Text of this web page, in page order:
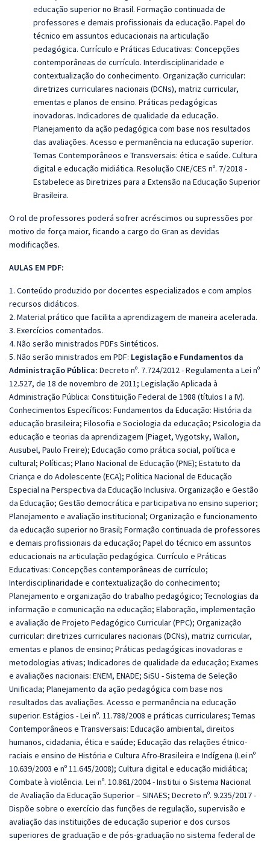
educação superior no Brasil. Formação continuada de
professores e demais profissionais da educação. Papel do
técnico em assuntos educacionais na articulação
pedagógica. Currículo e Práticas Educativas: Concepções
contemporâneas de currículo. Interdisciplinaridade e
contextualização do conhecimento. Organização curricular:
diretrizes curriculares nacionais (DCNs), matriz curricular,
ementas e planos de ensino. Práticas pedagógicas
inovadoras. Indicadores de qualidade da educação.
Planejamento da ação pedagógica com base nos resultados
das avaliações. Acesso e permanência na educação superior.
Temas Contemporâneos e Transversais: ética e saúde. Cultura
digital e educação midiática. Resolução CNE/CES nº. 7/2018 -
Estabelece as Diretrizes para a Extensão na Educação Superior
Brasileira.
O rol de professores poderá sofrer acréscimos ou supressões por
motivo de força maior, ficando a cargo do Gran as devidas
modificações.
AULAS EM PDF:
1. Conteúdo produzido por docentes especializados e com amplos
recursos didáticos.
2. Material prático que facilita a aprendizagem de maneira acelerada.
3. Exercícios comentados.
4. Não serão ministrados PDFs Sintéticos.
5. Não serão ministrados em PDF: Legislação e Fundamentos da
Administração Pública: Decreto nº. 7.724/2012 - Regulamenta a Lei nº
12.527, de 18 de novembro de 2011; Legislação Aplicada à
Administração Pública: Constituição Federal de 1988 (títulos I a IV).
Conhecimentos Específicos: Fundamentos da Educação: História da
educação brasileira; Filosofia e Sociologia da educação; Psicologia da
educação e teorias da aprendizagem (Piaget, Vygotsky, Wallon,
Ausubel, Paulo Freire); Educação como prática social, política e
cultural; Políticas; Plano Nacional de Educação (PNE); Estatuto da
Criança e do Adolescente (ECA); Política Nacional de Educação
Especial na Perspectiva da Educação Inclusiva. Organização e Gestão
da Educação; Gestão democrática e participativa no ensino superior;
Planejamento e avaliação institucional; Organização e funcionamento
da educação superior no Brasil; Formação continuada de professores
e demais profissionais da educação; Papel do técnico em assuntos
educacionais na articulação pedagógica. Currículo e Práticas
Educativas: Concepções contemporâneas de currículo;
Interdisciplinaridade e contextualização do conhecimento;
Planejamento e organização do trabalho pedagógico; Tecnologias da
informação e comunicação na educação; Elaboração, implementação
e avaliação de Projeto Pedagógico Curricular (PPC); Organização
curricular: diretrizes curriculares nacionais (DCNs), matriz curricular,
ementas e planos de ensino; Práticas pedagógicas inovadoras e
metodologias ativas; Indicadores de qualidade da educação; Exames
e avaliações nacionais: ENEM, ENADE; SiSU - Sistema de Seleção
Unificada; Planejamento da ação pedagógica com base nos
resultados das avaliações. Acesso e permanência na educação
superior. Estágios - Lei nº. 11.788/2008 e práticas curriculares; Temas
Contemporâneos e Transversais: Educação ambiental, direitos
humanos, cidadania, ética e saúde; Educação das relações étnico-
raciais e ensino de História e Cultura Afro-Brasileira e Indígena (Lei nº
10.639/2003 e nº 11.645/2008); Cultura digital e educação midiática;
Combate à violência. Lei nº. 10.861/2004 - Institui o Sistema Nacional
de Avaliação da Educação Superior – SINAES; Decreto nº. 9.235/2017 -
Dispõe sobre o exercício das funções de regulação, supervisão e
avaliação das instituições de educação superior e dos cursos
superiores de graduação e de pós-graduação no sistema federal de